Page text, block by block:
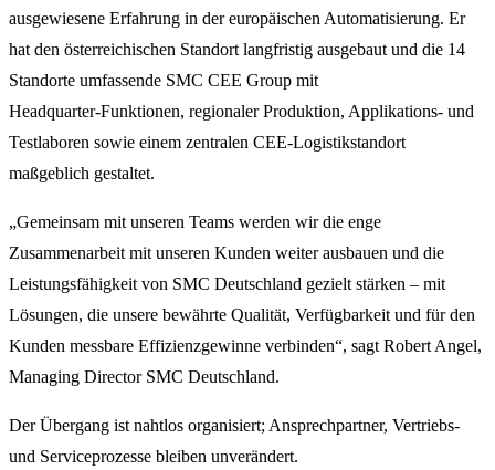
ausgewiesene Erfahrung in der europäischen Automatisierung. Er
hat den österreichischen Standort langfristig ausgebaut und die 14
Standorte umfassende SMC CEE Group mit
Headquarter‑Funktionen, regionaler Produktion, Applikations‑ und
Testlaboren sowie einem zentralen CEE‑Logistikstandort
maßgeblich gestaltet.
„Gemeinsam mit unseren Teams werden wir die enge
Zusammenarbeit mit unseren Kunden weiter ausbauen und die
Leistungsfähigkeit von SMC Deutschland gezielt stärken – mit
Lösungen, die unsere bewährte Qualität, Verfügbarkeit und für den
Kunden messbare Effizienzgewinne verbinden“, sagt Robert Angel,
Managing Director SMC Deutschland.
Der Übergang ist nahtlos organisiert; Ansprechpartner, Vertriebs‑
und Serviceprozesse bleiben unverändert.